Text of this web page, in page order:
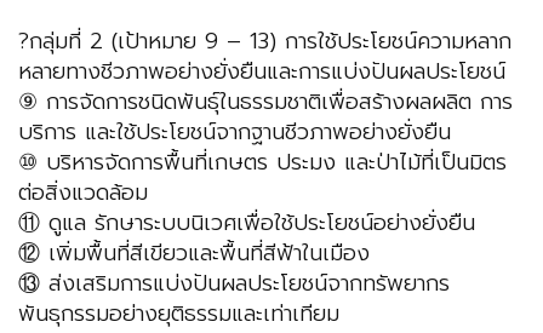
?กลุ่มที่ 2 (เป้าหมาย 9 – 13) การใช้ประโยชน์ความหลาก
หลายทางชีวภาพอย่างยั่งยืนและการแบ่งปันผลประโยชน์
⑨ การจัดการชนิดพันธุ์ในธรรมชาติเพื่อสร้างผลผลิต การ
บริการ และใช้ประโยชน์จากฐานชีวภาพอย่างยั่งยืน
⑩ บริหารจัดการพื้นที่เกษตร ประมง และป่าไม้ที่เป็นมิตร
ต่อสิ่งแวดล้อม
⑪ ดูแล รักษาระบบนิเวศเพื่อใช้ประโยชน์อย่างยั่งยืน
⑫ เพิ่มพื้นที่สีเขียวและพื้นที่สีฟ้าในเมือง
⑬ ส่งเสริมการแบ่งปันผลประโยชน์จากทรัพยากร
พันธุกรรมอย่างยุติธรรมและเท่าเทียม